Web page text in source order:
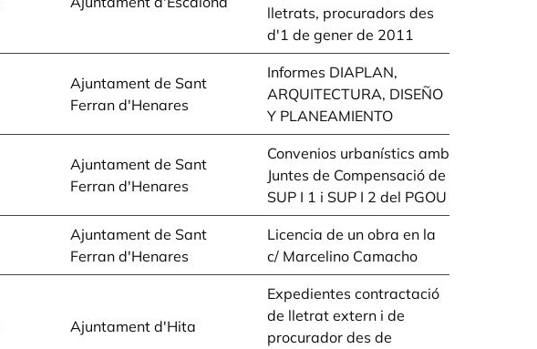
lletrats, procuradors des
d'1 de gener de 2011
Ajuntament de Sant
Ferran d'Henares
Informes DIAPLAN,
ARQUITECTURA, DISEÑO
Y PLANEAMIENTO
Ajuntament de Sant
Ferran d'Henares
Convenios urbanístics amb
Juntes de Compensació de
SUP I 1 i SUP I 2 del PGOU
Ajuntament de Sant
Ferran d'Henares
Licencia de un obra en la
c/ Marcelino Camacho
Ajuntament d'Hita
Expedientes contractació
de lletrat extern i de
procurador des de